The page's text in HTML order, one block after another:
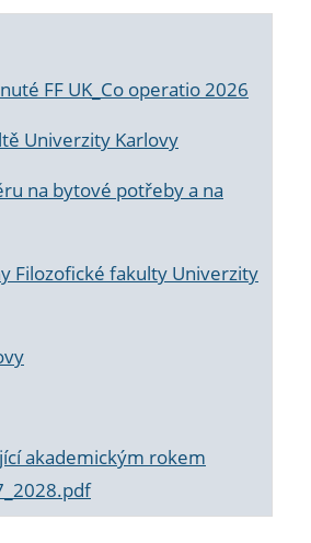
FF UK_Co operatio 2026
Univerzity Karlovy
na bytové potřeby a na
Filozofické fakulty Univerzity
akademickým rokem